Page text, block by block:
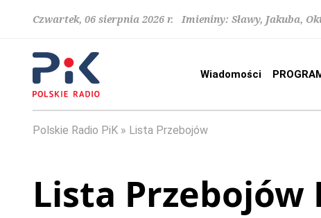
Czwartek, 06 sierpnia 2026 r. Imieniny: Sławy, Jakuba,
Wiadomości
Polskie Radio PiK Lista Przebojów
Lista Przebojów